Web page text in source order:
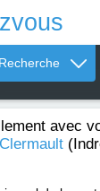
Recherche
avec